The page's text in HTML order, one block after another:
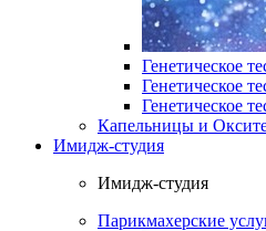
Генетическое
Генетическое
Генетическое
Капельницы и
Имидж-студия
Имидж-студия
Парикмахерские